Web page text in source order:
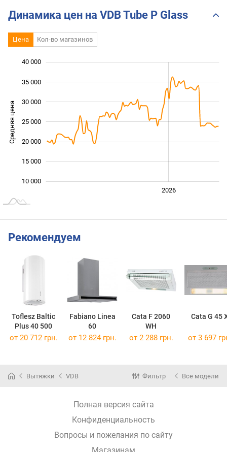
Динамика цен на VDB Tube P Glass
Цена Кол-во магазинов
Средняя цена 10 000
10 000
15 000
20 000
25 000
30 000
35 000
40 000
2026
Рекомендуем
Toflesz Baltic
Plus 40 500
Fabiano Linea
60
Cata F 2060
WH
Cata G 45
от 20 712 грн. от 12 824 грн. от 2 288 грн. от 3 697
Вытяжки VDB Фильтр Все модели
Полная версия сайта
Конфиденциальность
Вопросы и пожелания по сайту